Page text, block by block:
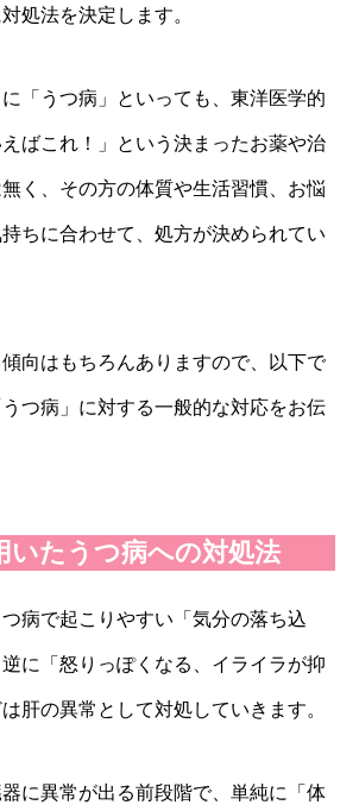
処法を決定します。
「うつ病」といっても、東洋医学的
ばこれ！」という決まったお薬や治
く、その方の体質や生活習慣、お悩
ちに合わせて、処方が決められてい
向はもちろんありますので、以下で
つ病」に対する一般的な対応をお伝
いたうつ病への対処法
病で起こりやすい「気分の落ち込
に「怒りっぽくなる、イライラが抑
肝の異常として対処していきます。
に異常が出る前段階で、単純に「体